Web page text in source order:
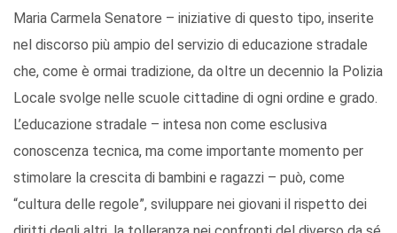
Maria Carmela Senatore – iniziative di questo tipo, inserite
nel discorso più ampio del servizio di educazione stradale
che, come è ormai tradizione, da oltre un decennio la Polizia
Locale svolge nelle scuole cittadine di ogni ordine e grado.
L’educazione stradale – intesa non come esclusiva
conoscenza tecnica, ma come importante momento per
stimolare la crescita di bambini e ragazzi – può, come
“cultura delle regole”, sviluppare nei giovani il rispetto dei